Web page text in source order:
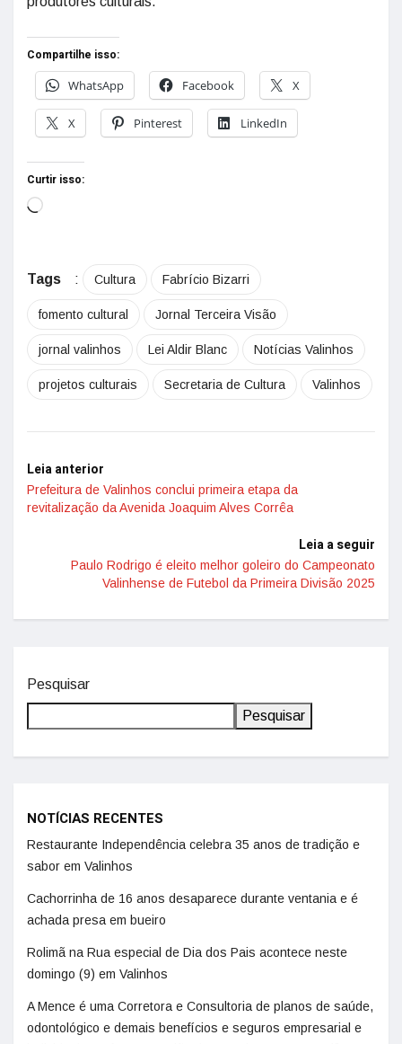
Compartilhe isso:
WhatsApp
Facebook X
X Pinterest LinkedIn
Curtir isso:
Tags : Cultura Fabrício Bizarri
fomento cultural Jornal Terceira Visão
jornal valinhos Lei Aldir Blanc Notícias Valinhos
projetos culturais Secretaria de Cultura Valinhos
Leia anterior
Prefeitura de Valinhos conclui primeira etapa da
revitalização da Avenida Joaquim Alves Corrêa
Leia a seguir
Paulo Rodrigo é eleito melhor goleiro do Campeonato
Valinhense de Futebol da Primeira Divisão 2025
Pesquisar
Pesquisar
NOTÍCIAS RECENTES
Restaurante Independência celebra 35 anos de tradição e
sabor em Valinhos
Cachorrinha de 16 anos desaparece durante ventania e é
achada presa em bueiro
Rolimã na Rua especial de Dia dos Pais acontece neste
domingo (9) em Valinhos
A Mence é uma Corretora e Consultoria de planos de saúde,
odontológico e demais benefícios e seguros empresarial e